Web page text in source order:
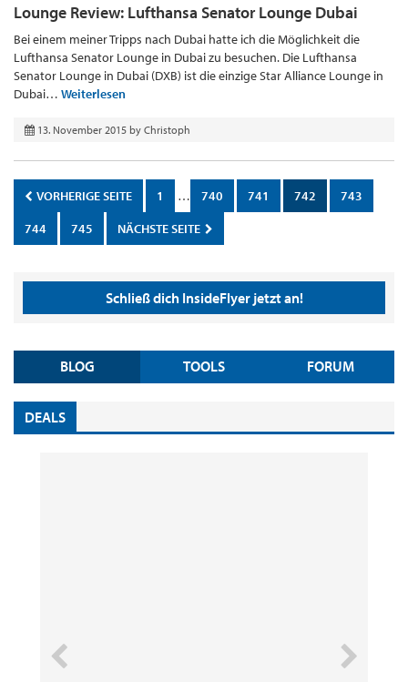
Lounge Review: Lufthansa Senator Lounge Dubai
Bei einem meiner Tripps nach Dubai hatte ich die Möglichkeit die
Lufthansa Senator Lounge in Dubai zu besuchen. Die Lufthansa
Senator Lounge in Dubai (DXB) ist die einzige Star Alliance Lounge in
Dubai… Weiterlesen
13. November 2015 by Christoph
VORHERIGE SEITE 1 … 740 741 742
743
744
745 NÄCHSTE SEITE
Schließ dich InsideFlyer jetzt an!
BLOG TOOLS FORUM
DEALS